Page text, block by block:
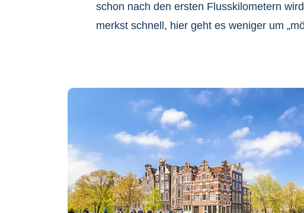
schon nach den ersten Flusskilometern
merkst schnell, hier geht es weniger um